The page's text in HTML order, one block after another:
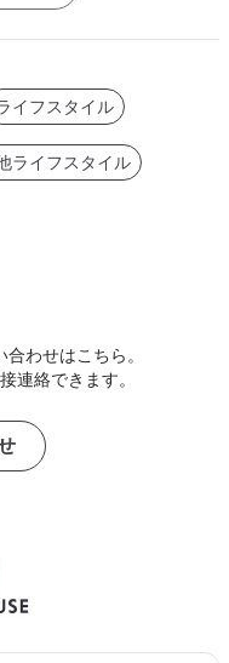
イフスタイル
ライフスタイル
わせはこちら。
連絡できます。